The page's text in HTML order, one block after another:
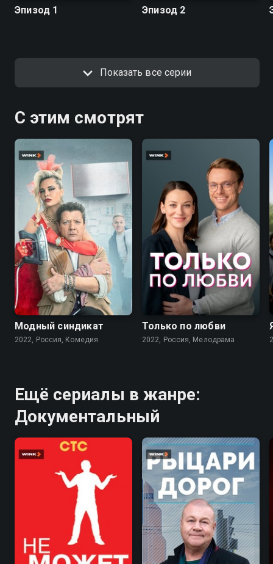
Эпизод 1 Эпизод 2
Показать все серии
С этим смотрят
7.6
Модный синдикат
2022, Россия, Комедия
Только по любви
2022, Россия, Мелодрама
Ещё сериалы в жанре:
Документальный